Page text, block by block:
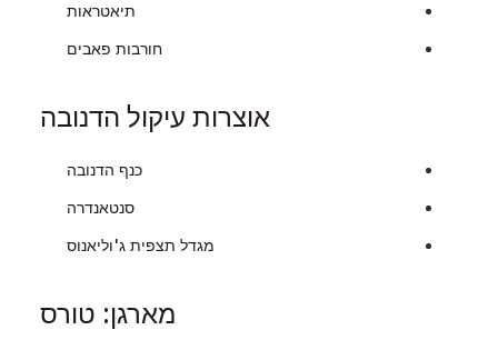
תיאטראות
חורבות פאבים
אוצרות עיקול הדנובה
כנף הדנובה
סנטאנדרה
מגדל תצפית ג'וליאנוס
מארגן: טורס